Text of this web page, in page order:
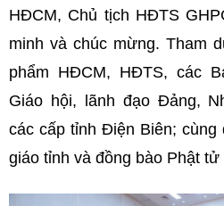
HĐCM, Chủ tịch HĐTS
minh và chúc mừng. Tham
phẩm HĐCM, HĐTS, các
Giáo hội, lãnh đạo Đảng,
các cấp tỉnh Điện Biên; cùng
giáo tỉnh và đồng bào Phật